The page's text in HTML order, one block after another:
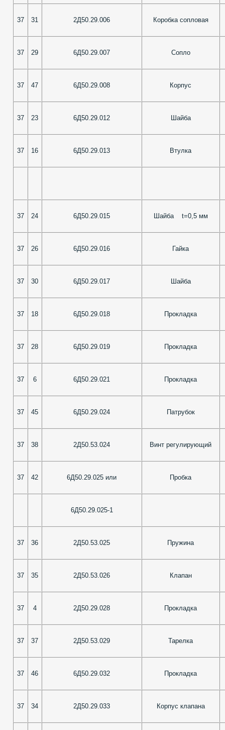
37 31 2Д50.29.006 Коробка сопловая
37 29 6Д50.29.007 Сопло
37 47 6Д50.29.008 Корпус
37 23 6Д50.29.012 Шайба
37 16 6Д50.29.013 Втулка
37 24 6Д50.29.015 Шайба t=0,5 мм
37 26 6Д50.29.016 Гайка
37 30 6Д50.29.017 Шайба
37 18 6Д50.29.018 Прокладка
37 28 6Д50.29.019 Прокладка
37 6 6Д50.29.021 Прокладка
37 45 6Д50.29.024 Патрубок
37 38 2Д50.53.024 Винт регулирующий
37 42 6Д50.29.025 или Пробка
6Д50.29.025-1
37 36 2Д50.53.025 Пружина
37 35 2Д50.53.026 Клапан
37 4 2Д50.29.028 Прокладка
37 37 2Д50.53.029 Тарелка
37 46 6Д50.29.032 Прокладка
37 34 2Д50.29.033 Корпус клапана